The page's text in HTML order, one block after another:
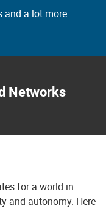
and a lot more
Networks
for a world in
and autonomy. Here